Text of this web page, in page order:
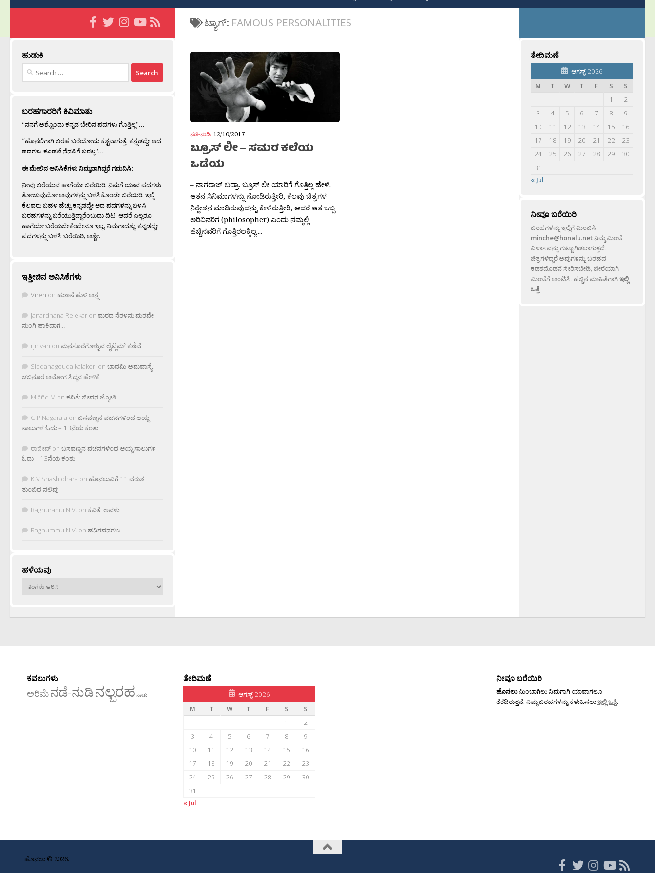
ಟ್ಯಾಗ್: FAMOUS PERSONALITIES
ನಡೆ-ನುಡಿ 12/10/2017
ಬ್ರೂಸ್ ಲೀ – ಸಮರ ಕಲೆಯ
ಒಡೆಯ
– ನಾಗರಾಜ್ ಬದ್ರಾ. ಬ್ರೂಸ್ ಲೀ ಯಾರಿಗೆ ಗೊತ್ತಿಲ್ಲ ಹೇಳಿ.
ಆತನ ಸಿನಿಮಾಗಳನ್ನು ನೋಡಿರುತ್ತೀರಿ, ಕೆಲವು ಚಿತ್ರಗಳ
ನಿರ‍್ದೇಶನ ಮಾಡಿರುವುದನ್ನು ಕೇಳಿರುತ್ತೀರಿ, ಆದರೆ ಆತ ಒಬ್ಬ
ಅರಿವಿನರಿಗ (philosopher) ಎಂದು ನಮ್ಮಲ್ಲಿ
ಹೆಚ್ಚಿನವರಿಗೆ ಗೊತ್ತಿರಲಕ್ಕಿಲ್ಲ....
ಹುಡುಕಿ
Search
ಬರಹಗಾರರಿಗೆ ಕಿವಿಮಾತು
“ನನಗೆ ಅಶ್ಟೊಂದು ಕನ್ನಡ ಬೇರಿನ ಪದಗಳು ಗೊತ್ತಿಲ್ಲ”…
“ಹೊನಲಿಗಾಗಿ ಬರಹ ಬರೆಯೋದು ಕಶ್ಟವಾಗುತ್ತೆ. ಕನ್ನಡದ್ದೇ ಆದ
ಪದಗಳು ಕೂಡಲೆ ನೆನಪಿಗೆ ಬರಲ್ಲ”…
ಈ ಮೇಲಿನ ಅನಿಸಿಕೆಗಳು ನಿಮ್ಮದಾಗಿದ್ದರೆ ಗಮನಿಸಿ:
ನೀವು ಬರೆಯುವ ಹಾಗೆಯೇ ಬರೆಯಿರಿ. ನಿಮಗೆ ಯಾವ ಪದಗಳು
ತೋಚುವುದೋ ಅವುಗಳನ್ನು ಬಳಸಿಕೊಂಡೇ ಬರೆಯಿರಿ. ಇಲ್ಲಿ
ಕೆಲವರು ಬಹಳ ಹೆಚ್ಚು ಕನ್ನಡದ್ದೇ ಆದ ಪದಗಳನ್ನು ಬಳಸಿ
ಬರಹಗಳನ್ನು ಬರೆಯುತ್ತಿದ್ದಾರೆಂಬುದು ದಿಟ. ಆದರೆ ಎಲ್ಲರೂ
ಹಾಗೆಯೇ ಬರೆಯಬೇಕೆಂದೇನೂ ಇಲ್ಲ. ನಿಮಗಾದಶ್ಟು ಕನ್ನಡದ್ದೇ
ಪದಗಳನ್ನು ಬಳಸಿ ಬರೆಯಿರಿ, ಅಶ್ಟೇ.
ಇತ್ತೀಚಿನ ಅನಿಸಿಕೆಗಳು
Viren on ಹುಣಸೆ ಹುಳಿ ಅನ್ನ
Janardhana Relekar on ಮರದ ನೆರಳನು ಮರವೇ
ನುಂಗಿ ಹಾಕಿದಾಗ…
rjnivah on ಮನಸೂರೆಗೊಳ್ಳುವ ಲೈಟ್ಲಮ್ ಕಣಿವೆ
Siddanagouda kalakeri on ಬಾದಮಿ ಅಮವಾಸ್ಯೆ:
ಚಬನೂರ ಅಮೋಗ ಸಿದ್ದನ ಹೇಳಿಕೆ
M âñd M on ಕವಿತೆ: ಜೀವನ ಜ್ಯೋತಿ
C.P.Nagaraja on ಬಸವಣ್ಣನ ವಚನಗಳಿಂದ ಆಯ್ದ
ಸಾಲುಗಳ ಓದು – 13ನೆಯ ಕಂತು
ರಾಜೀವ್ on ಬಸವಣ್ಣನ ವಚನಗಳಿಂದ ಆಯ್ದ ಸಾಲುಗಳ
ಓದು – 13ನೆಯ ಕಂತು
K.V Shashidhara on ಹೊನಲುವಿಗೆ 11 ವರುಶ
ತುಂಬಿದ ನಲಿವು
Raghuramu N.V. on ಕವಿತೆ: ಅವಳು
Raghuramu N.V. on ಹನಿಗವನಗಳು
ಹಳೆಯವು
ಹಳೆಯವು
ತೇದಿಮಣೆ
ಆಗಸ್ಟ್ 2026
M
T W T F S
S
1
2
3
4 5 6 7 8
9
10
11 12 13 14 15
16
17
18 19 20 21 22
23
24
25 26 27 28 29
30
31
« Jul
ನೀವೂ ಬರೆಯಿರಿ
ಬರಹಗಳನ್ನು ಇಲ್ಲಿಗೆ ಮಿಂಚಿಸಿ:
minche@honalu.netನಿಮ್ಮ ಮಿಂಚೆ
ವಿಳಾಸವನ್ನು ಗುಟ್ಟಾಗಿಡಲಾಗುತ್ತದೆ.
ಚಿತ್ರಗಳಿದ್ದರೆ ಅವುಗಳನ್ನು ಬರಹದ
ಕಡತದೊಡನೆ ಸೇರಿಸಬೇಡಿ, ಬೇರೆಯಾಗಿ
ಮಿಂಚೆಗೆ ಅಂಟಿಸಿ. ಹೆಚ್ಚಿನ ಮಾಹಿತಿಗಾಗಿಇಲ್ಲಿ
ಒತ್ತಿ.
ಕವಲುಗಳು
ಅರಿಮೆನಡೆ-ನುಡಿನಲ್ಬರಹ ನಾಡು
ತೇದಿಮಣೆ
ಆಗಸ್ಟ್ 2026
M
T W T F S
S
1
2
3
4 5 6 7 8
9
10
11 12 13 14 15
16
17
18 19 20 21 22
23
24
25 26 27 28 29
30
31
« Jul
ನೀವೂ ಬರೆಯಿರಿ
ಹೊನಲುಮಿಂಬಾಗಿಲು ನಿಮಗಾಗಿ ಯಾವಾಗಲೂ
ತೆರೆದಿರುತ್ತದೆ. ನಿಮ್ಮ ಬರಹಗಳನ್ನು ಕಳುಹಿಸಲುಇಲ್ಲಿ ಒತ್ತಿ.
ಹೊನಲು © 2026.